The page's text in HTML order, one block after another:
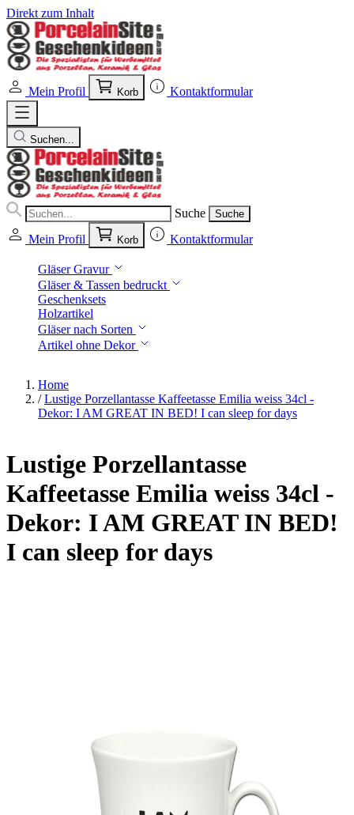
Direkt zum Inhalt
Mein Profil Korb Kontaktformular
Suchen...
Suche Suche
Mein Profil Korb Kontaktformular
Gläser Gravur
Gläser & Tassen bedruckt
Geschenksets
Holzartikel
Gläser nach Sorten
Artikel ohne Dekor
Home
/ Lustige Porzellantasse Kaffeetasse Emilia weiss 34cl -
Dekor: I AM GREAT IN BED! I can sleep for days
Lustige Porzellantasse
Kaffeetasse Emilia weiss 34cl -
Dekor: I AM GREAT IN BED!
I can sleep for days